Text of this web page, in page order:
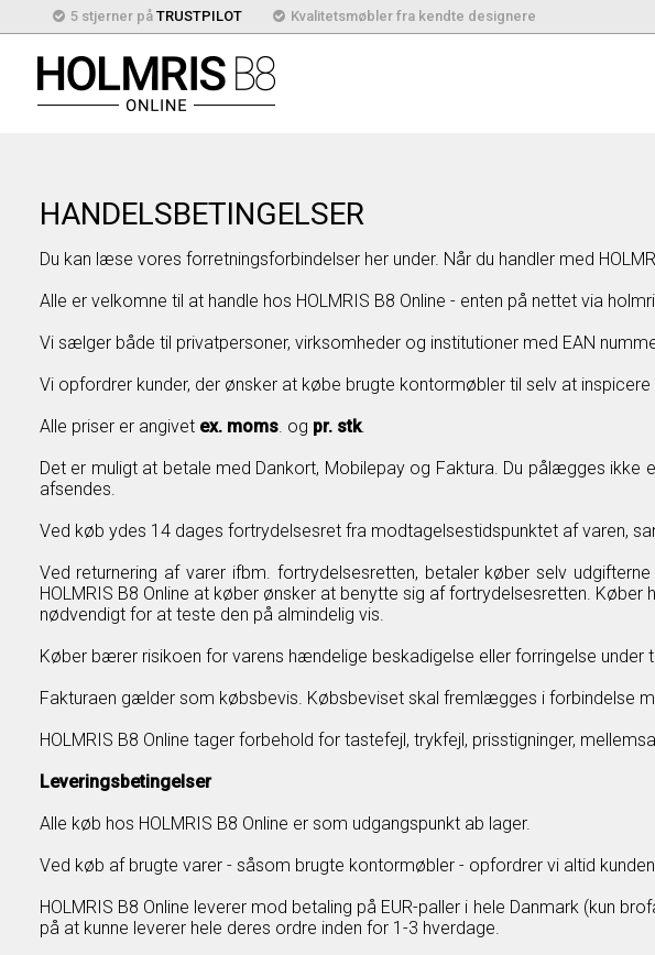
5 stjerner på TRUSTPILOT Kvalitetsmøbler fra kendte designere
HANDELSBETINGELSER
Du kan læse vores forretningsforbindelser her under. Når du handler med
Alle er velkomne til at handle hos HOLMRIS B8 Online - enten på nettet via
Vi sælger både til privatpersoner, virksomheder og institutioner med EAN
Vi opfordrer kunder, der ønsker at købe brugte kontormøbler til selv at
Alle priser er angivet ex. moms. og pr. stk.
Det er muligt at betale med Dankort, Mobilepay og Faktura. Du pålægges
afsendes.
Ved køb ydes 14 dages fortrydelsesret fra modtagelsestidspunktet af varen,
Ved returnering af varer ifbm. fortrydelsesretten, betaler køber selv
HOLMRIS B8 Online at køber ønsker at benytte sig af fortrydelsesretten.
nødvendigt for at teste den på almindelig vis.
Køber bærer risikoen for varens hændelige beskadigelse eller forringelse under
Fakturaen gælder som købsbevis. Købsbeviset skal fremlægges i forbindelse
HOLMRIS B8 Online tager forbehold for tastefejl, trykfejl, prisstigninger,
Leveringsbetingelser
Alle køb hos HOLMRIS B8 Online er som udgangspunkt ab lager.
Ved køb af brugte varer - såsom brugte kontormøbler - opfordrer vi altid
HOLMRIS B8 Online leverer mod betaling på EUR-paller i hele Danmark
på at kunne leverer hele deres ordre inden for 1-3 hverdage.